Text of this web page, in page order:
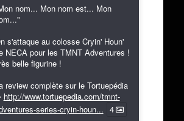
nom... Mon nom est... Mon
s'attaque au colosse Cryin' Houn'
NECA pour les TMNT Adventures !
belle figurine !
review complète sur le Tortuepédia
http://www.tortuepedia.com/tmnt-
series-cryin-houn... 4